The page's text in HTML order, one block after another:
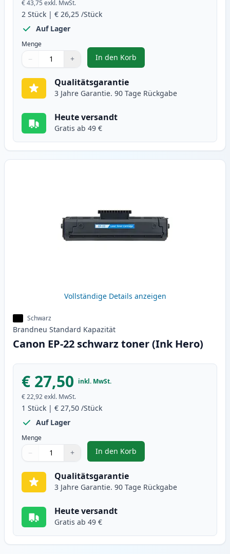
€ 43,75 exkl. MwSt.
2 Stück | € 26,25 /Stück
Auf Lager
Menge
Verwenden Sie die Tasten, um anzupassen
− +
1
In den Korb
, 2 stück Canon EP-22 schwarz
Qualitätsgarantie
3 Jahre Garantie. 90 Tage Rückgabe
Heute versandt
Gratis ab 49 €
Vollständige Details anzeigen
Schwarz
Brandneu Standard Kapazität
Canon EP-22 schwarz toner (Ink Hero)
€ 27,50 inkl. MwSt.
€ 22,92exkl. MwSt.
1 Stück | € 27,50 /Stück
Auf Lager
Menge
Verwenden Sie die Tasten, um anzupassen
− +
1
In den Korb
, Canon EP-22 schwarz toner
Qualitätsgarantie
3 Jahre Garantie. 90 Tage Rückgabe
Heute versandt
Gratis ab 49 €